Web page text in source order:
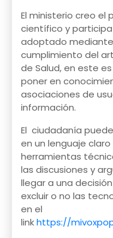
El ministerio creo
científico y
adoptado mediante
cumplimiento del
de Salud, en este
poner en
asociaciones de
información.
El ciudadanía
en un lenguaje
herramientas
las discusiones y
llegar a una
excluir o no las
en el
linkhttps://